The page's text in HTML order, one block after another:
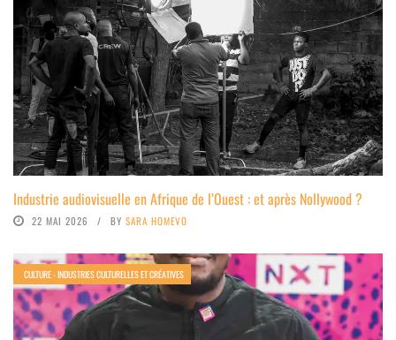
Industrie audiovisuelle en Afrique de l’Ouest : et après Nollywood ?
22 MAI 2026 BY SARA HOMEVO
CULTURE - INDUSTRIES CULTURELLES ET CRÉATIVES